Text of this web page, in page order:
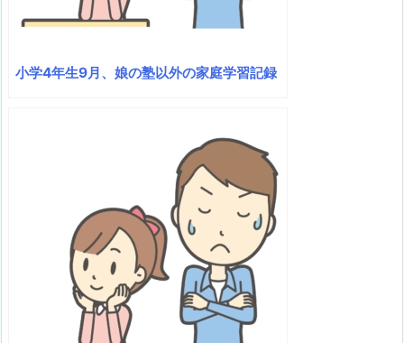
小学4年生9月、娘の塾以外の家庭学習記録